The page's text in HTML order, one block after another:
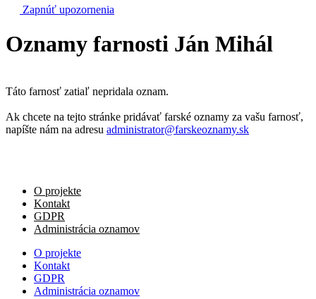
Zapnúť upozornenia
Oznamy farnosti Ján Mihál
Táto farnosť zatiaľ nepridala oznam.
Ak chcete na tejto stránke pridávať farské oznamy za vašu farnosť,
napíšte nám na adresu administrator@farskeoznamy.sk
O projekte
Kontakt
GDPR
Administrácia oznamov
O projekte
Kontakt
GDPR
Administrácia oznamov